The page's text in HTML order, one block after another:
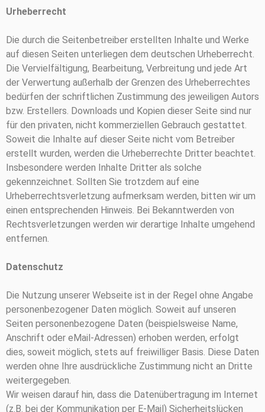
Urheberrecht
Die durch die Seitenbetreiber erstellten Inhalte und Werke
auf diesen Seiten unterliegen dem deutschen Urheberrecht.
Die Vervielfältigung, Bearbeitung, Verbreitung und jede Art
der Verwertung außerhalb der Grenzen des Urheberrechtes
bedürfen der schriftlichen Zustimmung des jeweiligen Autors
bzw. Erstellers. Downloads und Kopien dieser Seite sind nur
für den privaten, nicht kommerziellen Gebrauch gestattet.
Soweit die Inhalte auf dieser Seite nicht vom Betreiber
erstellt wurden, werden die Urheberrechte Dritter beachtet.
Insbesondere werden Inhalte Dritter als solche
gekennzeichnet. Sollten Sie trotzdem auf eine
Urheberrechtsverletzung aufmerksam werden, bitten wir um
einen entsprechenden Hinweis. Bei Bekanntwerden von
Rechtsverletzungen werden wir derartige Inhalte umgehend
entfernen.
Datenschutz
Die Nutzung unserer Webseite ist in der Regel ohne Angabe
personenbezogener Daten möglich. Soweit auf unseren
Seiten personenbezogene Daten (beispielsweise Name,
Anschrift oder eMail-Adressen) erhoben werden, erfolgt
dies, soweit möglich, stets auf freiwilliger Basis. Diese Daten
werden ohne Ihre ausdrückliche Zustimmung nicht an Dritte
weitergegeben.
Wir weisen darauf hin, dass die Datenübertragung im Internet
(z.B. bei der Kommunikation per E-Mail) Sicherheitslücken